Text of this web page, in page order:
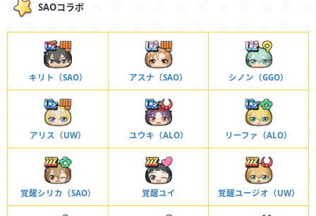
SAOコラボ
キリト（SAO） アスナ（SAO） シノン（GGO）
アリス（UW） ユウキ（ALO） リーファ（ALO）
覚醒シリカ（SAO） 覚醒ユイ 覚醒ユージオ（UW）